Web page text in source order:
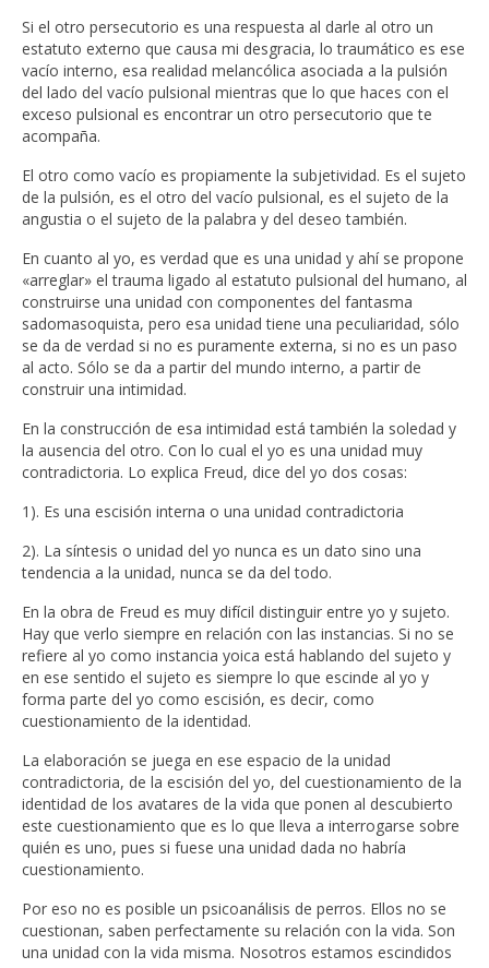
Si el otro persecutorio es una respuesta al darle al otro un
estatuto externo que causa mi desgracia, lo traumático es ese
vacío interno, esa realidad melancólica asociada a la pulsión
del lado del vacío pulsional mientras que lo que haces con el
exceso pulsional es encontrar un otro persecutorio que te
acompaña.
El otro como vacío es propiamente la subjetividad. Es el sujeto
de la pulsión, es el otro del vacío pulsional, es el sujeto de la
angustia o el sujeto de la palabra y del deseo también.
En cuanto al yo, es verdad que es una unidad y ahí se propone
«arreglar» el trauma ligado al estatuto pulsional del humano, al
construirse una unidad con componentes del fantasma
sadomasoquista, pero esa unidad tiene una peculiaridad, sólo
se da de verdad si no es puramente externa, si no es un paso
al acto. Sólo se da a partir del mundo interno, a partir de
construir una intimidad.
En la construcción de esa intimidad está también la soledad y
la ausencia del otro. Con lo cual el yo es una unidad muy
contradictoria. Lo explica Freud, dice del yo dos cosas:
1). Es una escisión interna o una unidad contradictoria
2). La síntesis o unidad del yo nunca es un dato sino una
tendencia a la unidad, nunca se da del todo.
En la obra de Freud es muy difícil distinguir entre yo y sujeto.
Hay que verlo siempre en relación con las instancias. Si no se
refiere al yo como instancia yoica está hablando del sujeto y
en ese sentido el sujeto es siempre lo que escinde al yo y
forma parte del yo como escisión, es decir, como
cuestionamiento de la identidad.
La elaboración se juega en ese espacio de la unidad
contradictoria, de la escisión del yo, del cuestionamiento de la
identidad de los avatares de la vida que ponen al descubierto
este cuestionamiento que es lo que lleva a interrogarse sobre
quién es uno, pues si fuese una unidad dada no habría
cuestionamiento.
Por eso no es posible un psicoanálisis de perros. Ellos no se
cuestionan, saben perfectamente su relación con la vida. Son
una unidad con la vida misma. Nosotros estamos escindidos